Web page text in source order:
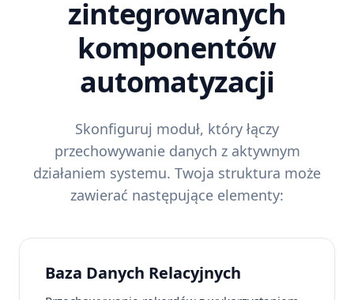
zintegrowanych
komponentów
automatyzacji
Skonfiguruj moduł, który łączy
przechowywanie danych z aktywnym
działaniem systemu. Twoja struktura może
zawierać następujące elementy:
Baza Danych Relacyjnych